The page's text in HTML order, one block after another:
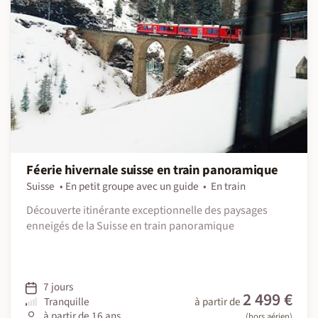
Féerie hivernale suisse en train panoramique
Suisse En petit groupe avec un guide
En train
Découverte itinérante exceptionnelle des paysages
enneigés de la Suisse en train panoramique
7 jours
Tranquille
à partir de 2 499 €